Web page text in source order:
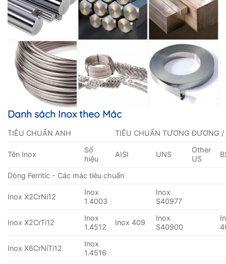
Danh sách Inox theo Mác
TIÊU CHUẨN ANH TIÊU CHUẨN TƯƠNG ĐƯƠNG /
Tên Inox
Số
hiệu
AISI UNS
Other
US
Dòng Ferritic - Các mác tiêu chuẩn
Inox X2CrNi12
Inox
1.4003
Inox
S40977
Inox X2CrTi12
Inox
1.4512
Inox 409
Inox
S40900
Inox X6CrNiTi12
Inox
1.4516